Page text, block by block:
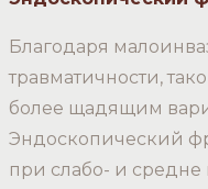
Благодаря
травматичности,
более щадящим
Эндоскопический
при слабо- и